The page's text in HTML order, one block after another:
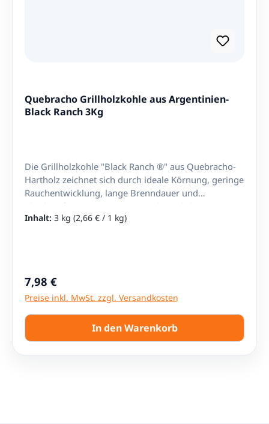
Quebracho Grillholzkohle aus Argentinien-
Black Ranch 3Kg
Die Grillholzkohle "Black Ranch ®" aus Quebracho-
Hartholz zeichnet sich durch ideale Körnung, geringe
Rauchentwicklung, lange Brenndauer und
gleichmäßige Hitze aus. aus nachweislich gut
bewirtschafteten Wäldern Ohne Chemie Ohne
Inhalt: 3 kg (2,66 € / 1 kg)
Regulärer Preis:
7,98 €
Preise inkl. MwSt. zzgl. Versandkosten
In den Warenkorb